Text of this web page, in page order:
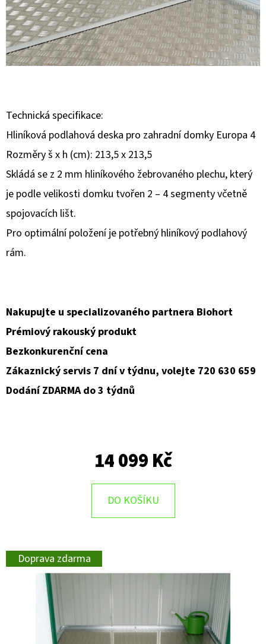
Technická specifikace:
Hliníková podlahová deska pro zahradní domky Europa 4
Rozměry š x h (cm): 213,5 x 213,5
Skládá se z 2 mm hliníkového žebrovaného plechu, který
je podle velikosti domku tvořen 2 – 4 segmenty včetně
spojovacích lišt.
Pro optimální položení je potřebný hliníkový podlahový
rám.
Nakupujte u specializovaného partnera Biohort
Prémiový rakouský produkt
Bezkonkurenční cena
Zákaznický servis 7 dní v týdnu, volejte 720 630 659
Dodání ZDARMA do 3 týdnů
14 099 Kč
DO KOŠÍKU
Doprava zdarma
T
E
N
Í
T
?
HLEDAT
O
P
O
R
U
Č